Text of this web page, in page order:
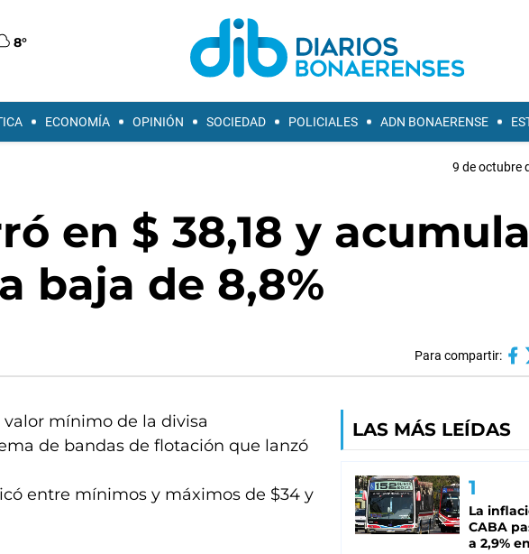
8°
ECONOMÍA OPINIÓN SOCIEDAD POLICIALES ADN BONAERENSE
9 de octubre
en $ 38,18 y
baja de 8,8%
Para compartir:
valor mínimo de la divisa
de bandas de flotación que lanzó
entre mínimos y máximos de $34 y
LAS MÁS LEÍDAS
La
CABA
a 2,9%